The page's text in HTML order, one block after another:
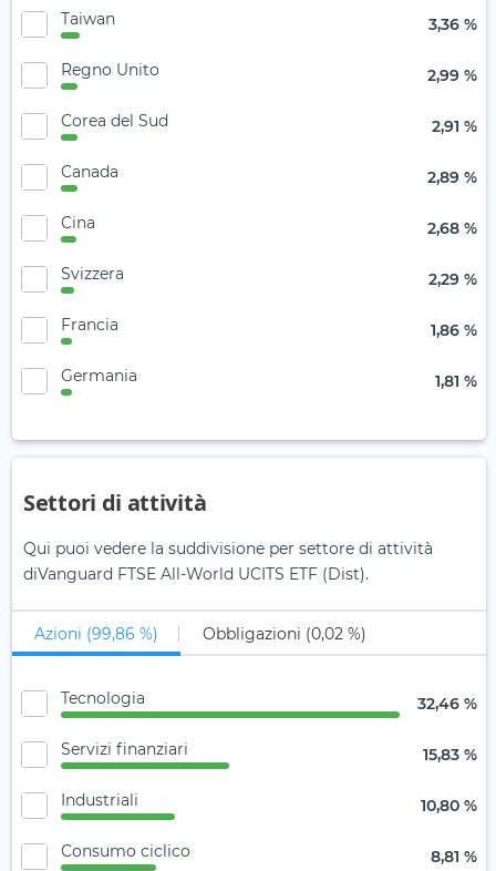
Taiwan 3,36 %
Regno Unito 2,99 %
Corea del Sud 2,91 %
Canada 2,89 %
Cina 2,68 %
Svizzera 2,29 %
Francia 1,86 %
Germania 1,81 %
Settori di attività
Qui puoi vedere la suddivisione per settore di attività
diVanguard FTSE All-World UCITS ETF (Dist).
Azioni (99,86 %) Obbligazioni (0,02 %)
Tecnologia 32,46 %
Servizi finanziari 15,83 %
Industriali 10,80 %
Consumo ciclico 8,81 %